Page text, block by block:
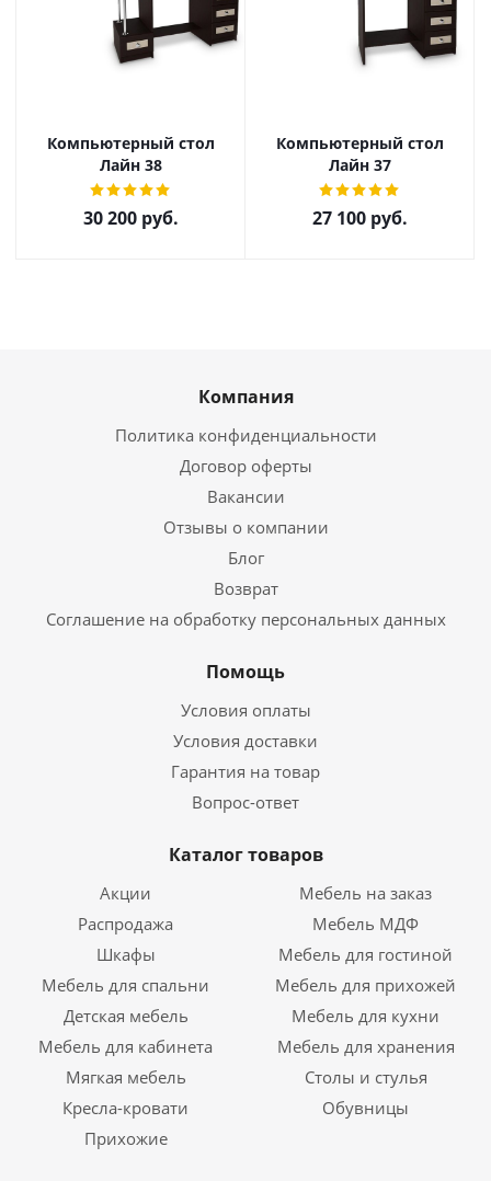
Компьютерный стол
Лайн 38
30 200 руб.
Компьютерный стол
Лайн 37
27 100 руб.
Компания
Политика конфиденциальности
Договор оферты
Вакансии
Отзывы о компании
Блог
Возврат
Соглашение на обработку персональных данных
Помощь
Условия оплаты
Условия доставки
Гарантия на товар
Вопрос-ответ
Каталог товаров
Акции
Мебель на заказ
Распродажа
Мебель МДФ
Шкафы
Мебель для гостиной
Мебель для спальни
Мебель для прихожей
Детская мебель
Мебель для кухни
Мебель для кабинета
Мебель для хранения
Мягкая мебель
Столы и стулья
Кресла-кровати
Обувницы
Прихожие